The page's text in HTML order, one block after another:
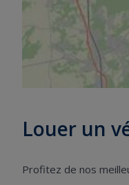
Louer un
Profitez de nos